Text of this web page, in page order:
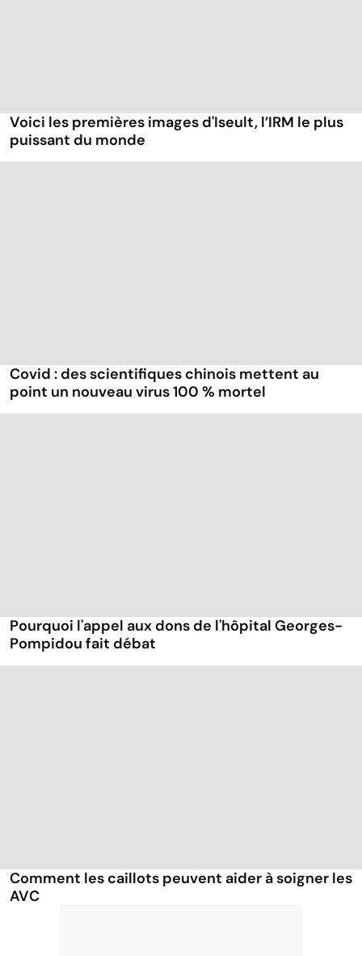
Voici les premières images d'Iseult, l’IRM le plus
puissant du monde
Covid : des scientifiques chinois mettent au
point un nouveau virus 100 % mortel
Pourquoi l'appel aux dons de l'hôpital Georges-
Pompidou fait débat
Comment les caillots peuvent aider à soigner les
AVC